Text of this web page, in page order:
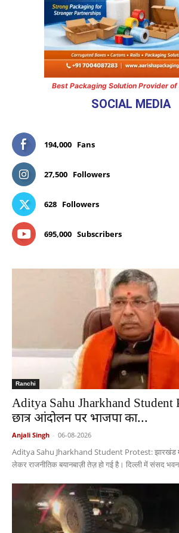
Best Packaging Solution Provider
SOCIAL MEDIA
194,000 Fans
27,500 Followers
628 Followers
695,000 Subscribers
Ranchi
Aditya Sahu Jharkhand
छात्र आंदोलन पर भाजपा का...
Anjali Singh - 06-08-2026
Aditya Sahu Jharkhand Student Protest: झारखंड
लेकर राजनीतिक बयानबाज़ी तेज़ हो गई है। दिल्ली में संसद